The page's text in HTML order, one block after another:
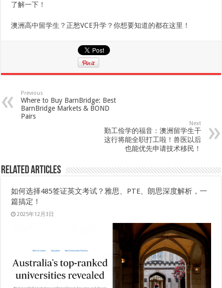
了解一下！
澳洲高中留学生？正愁VCE升学？你想要知道的都在这里！
Previous
Where to Buy BarnBridge: Best
BarnBridge Markets & BOND
Pairs
Next
勤工俭学的福音：澳洲留学生干
这行将能全职打工啦！兽医以后
也能优先申请技术移民！
Related Articles
如何选择485签证英文考试？雅思、PTE、朗思深度解析，一
篇搞定！
2025年12月3日